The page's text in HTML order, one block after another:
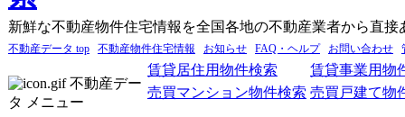
新鮮な不動産物件住宅情報を全国各地の不動産業者から直接
不動産データ top 不動産物件住宅情報 お知らせ FAQ・ヘルプ お問い合わせ
不動産デー
タ メニュー
賃貸居住用物件検索
賃貸事業用物
売買マンション物件検索 売買戸建て物